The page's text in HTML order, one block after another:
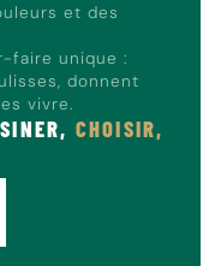
et des
faire unique :
donnent
vivre.
CHOISIR,